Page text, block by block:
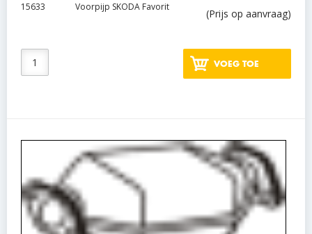
15633 Voorpijp SKODA Favorit
(Prijs op aanvraag)
VOEG TOE